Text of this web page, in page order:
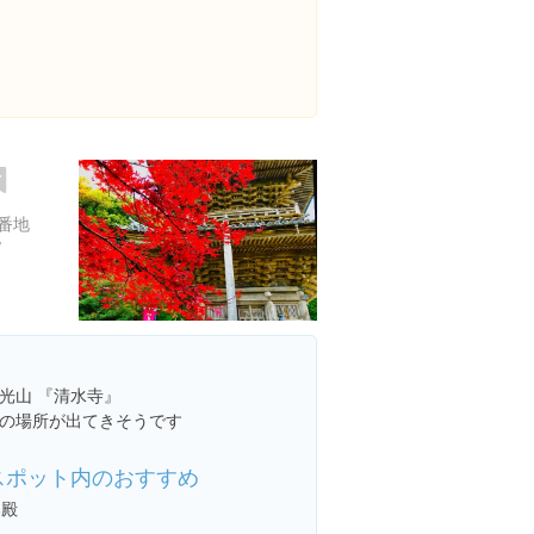
地
山 『清水寺』
場所が出てきそうです
ポット内のおすすめ